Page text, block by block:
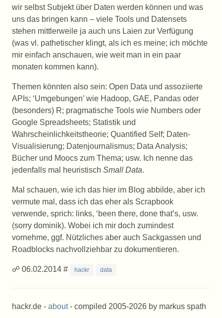
wir selbst Subjekt über Daten werden können und was
uns das bringen kann – viele Tools und Datensets
stehen mittlerweile ja auch uns Laien zur Verfügung
(was vl. pathetischer klingt, als ich es meine; ich möchte
mir einfach anschauen, wie weit man in ein paar
monaten kommen kann).
Themen könnten also sein: Open Data und assoziierte
API s; ‘Umgebungen’ wie Hadoop, GAE, Pandas oder
(besonders) R; pragmatische Tools wie Numbers oder
Google Spreadsheets; Statistik und
Wahrscheinlichkeitstheorie; Quantified Self; Daten-
Visualisierung; Datenjournalismus; Data Analysis;
Bücher und Moocs zum Thema; usw. Ich nenne das
jedenfalls mal heuristisch Small Data.
Mal schauen, wie ich das hier im Blog abbilde, aber ich
vermute mal, dass ich das eher als Scrapbook
verwende, sprich: links, ‘been there, done that’s, usw.
(sorry dominik). Wobei ich mir doch zumindest
vornehme, ggf. Nützliches aber auch Sackgassen und
Roadblocks nachvollziehbar zu dokumentieren.
☍ 06.02.2014 # hackr data
hackr.de - about- compiled 2005-2026 by markus spath